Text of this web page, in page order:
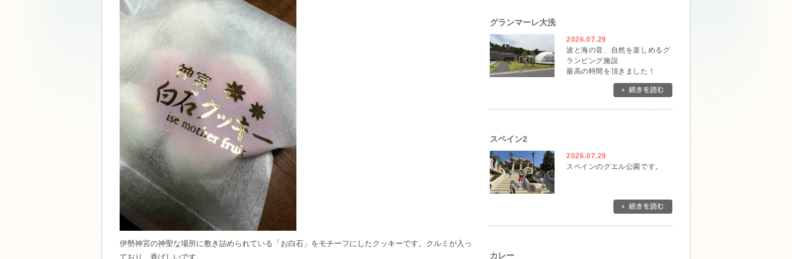
伊勢神宮の神聖な場所に敷き詰められている「お白石」をモチーフにしたクッキーです。クルミが入っ
ており、香ばしいです。
グランマーレ大洗
2026.07.29
波と海の音、自然を楽しめるグ
ランピング施設
最高の時間を頂きました！
スペイン2
2026.07.29
スペインのグエル公園です。
カレー